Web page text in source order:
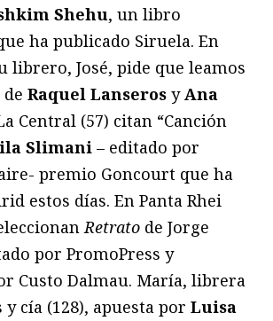
Shehu, un libro
ha publicado Siruela. En
librero, José, pide que leamos
de Raquel Lanseros yAna
Central (57) citan “Canción
Slimani – editado por
premio Goncourt que ha
estos días. En Panta Rhei
Retrato de Jorge
por PromoPress y
Custo Dalmau. María, librera
y cía (128), apuesta por Luisa